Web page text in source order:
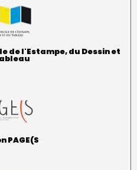
de l'Estampe, du Dessin et
PAGE(S